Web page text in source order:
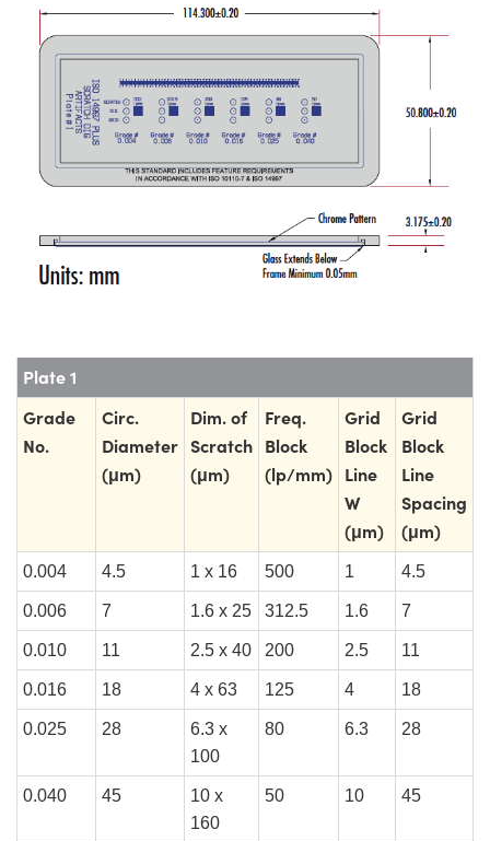
Plate 1
Grade
No.
Circ.
Diameter
(μm)
Dim. of
Scratch
(μm)
Freq.
Block
(lp/mm)
Grid
Block
Line
W
(μm)
Grid
Block
Line
Spacing
(μm)
0.004 4.5 1 x 16 500 1 4.5
0.006 7 1.6 x 25 312.5 1.6 7
0.010 11 2.5 x 40 200 2.5 11
0.016 18 4 x 63 125 4 18
0.025 28
6.3 x
100
80 6.3 28
0.040 45
10 x
160
50 10 45